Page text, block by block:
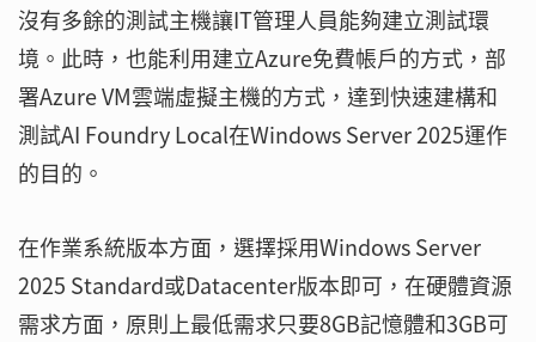
沒有多餘的測試主機讓IT管理人員能夠建立測試環
境。此時，也能利用建立Azure免費帳戶的方式，部
署Azure VM雲端虛擬主機的方式，達到快速建構和
測試AI Foundry Local在Windows Server 2025運作
的目的。
在作業系統版本方面，選擇採用Windows Server
2025 Standard或Datacenter版本即可，在硬體資源
需求方面，原則上最低需求只要8GB記憶體和3GB可